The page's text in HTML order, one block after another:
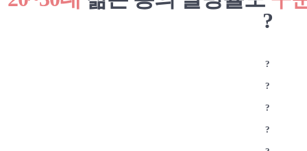
?
?
?
?
?